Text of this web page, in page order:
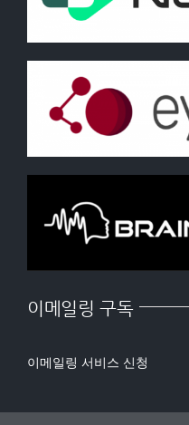
이메일링 구독
이메일링 서비스 신청